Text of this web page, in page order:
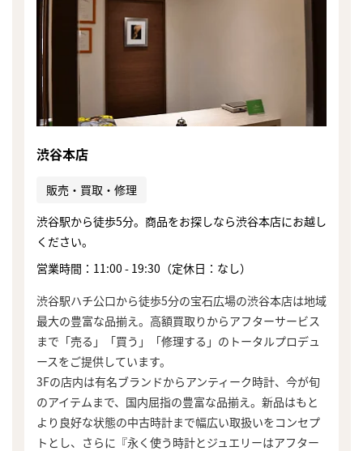
渋谷本店
販売・買取・修理
渋谷駅から徒歩5分。商品をお探しなら渋谷本店にお越し
ください。
営業時間：11:00 - 19:30（定休日：なし）
渋谷駅ハチ公口から徒歩5分の宝石広場の渋谷本店は地域
最大の豊富な品揃え。高額買取りからアフターサービス
まで「売る」「買う」「修理する」のトータルプロデュ
ースをご提供しています。
3Fの店内は有名ブランドからアンティーク時計、今が旬
のアイテムまで、国内屈指の豊富な品揃え。新品はもと
より良好な状態の中古時計まで幅広い取扱いをコンセプ
トとし、さらに『永く使う時計とジュエリーはアフター